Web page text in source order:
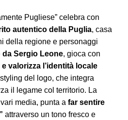
Pugliese” celebra con
autentico della Puglia, casa
della regione e personaggi
da Sergio Leone, gioca con
valorizza l’identità locale
del logo, che integra
il legame col territorio. La
media, punta a far sentire
attraverso un tono fresco e